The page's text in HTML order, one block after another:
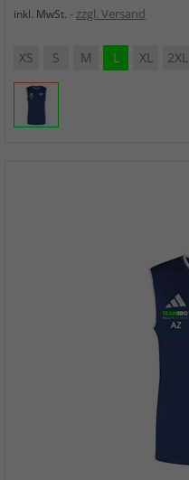
inkl. MwSt. zzgl. Versand
XS S M L XL 2XL